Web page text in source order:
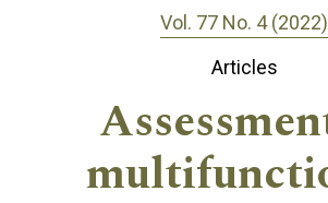
Vol. 77 No. 4 (2022)
Articles